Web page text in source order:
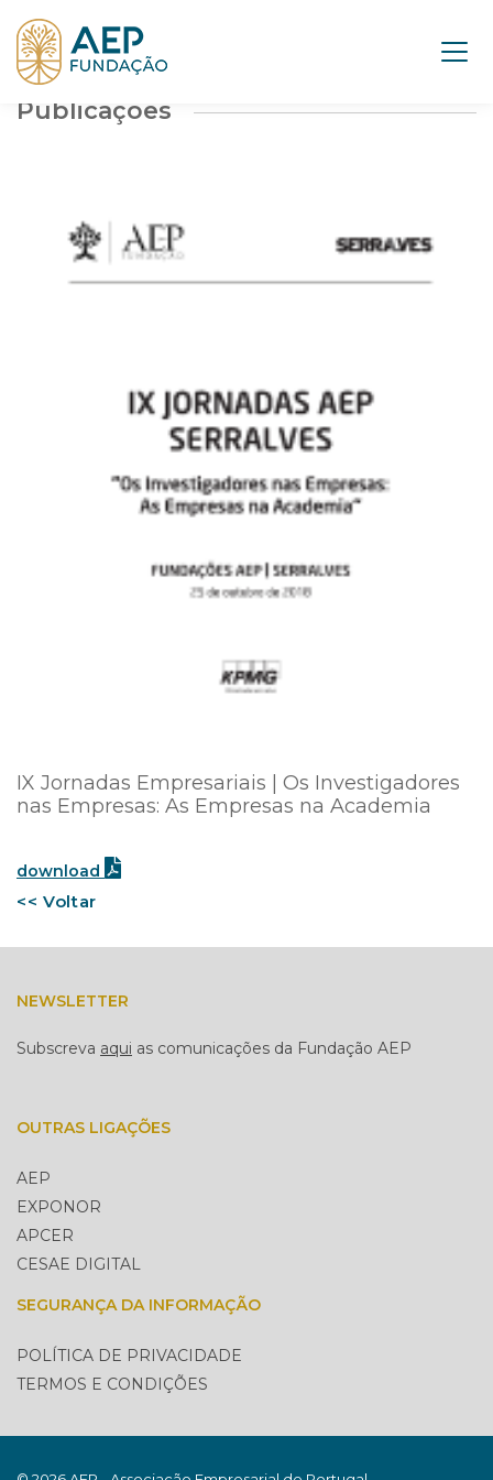
Publicações
IX Jornadas Empresariais | Os Investigadores
nas Empresas: As Empresas na Academia
download
<< Voltar
NEWSLETTER
Subscreva aqui as comunicações da Fundação AEP
OUTRAS LIGAÇÕES
AEP
EXPONOR
APCER
CESAE DIGITAL
SEGURANÇA DA INFORMAÇÃO
POLÍTICA DE PRIVACIDADE
TERMOS E CONDIÇÕES